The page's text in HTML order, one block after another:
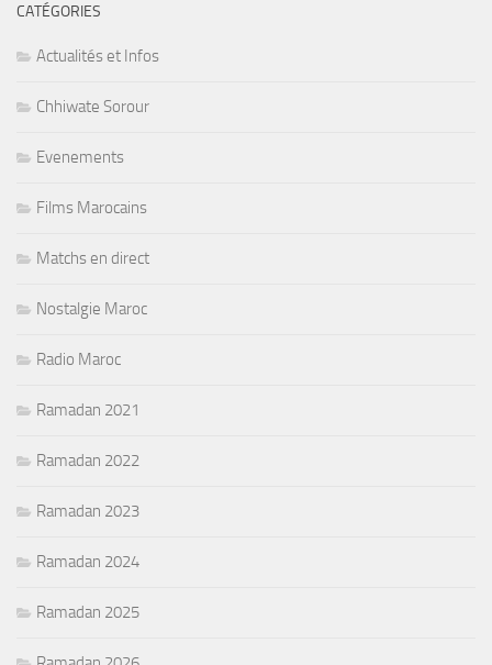
CATÉGORIES
Actualités et Infos
Chhiwate Sorour
Evenements
Films Marocains
Matchs en direct
Nostalgie Maroc
Radio Maroc
Ramadan 2021
Ramadan 2022
Ramadan 2023
Ramadan 2024
Ramadan 2025